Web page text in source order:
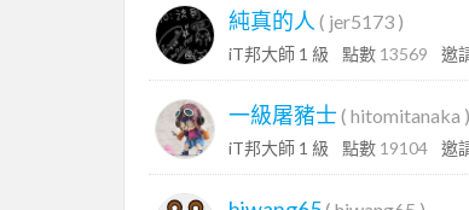
純真的人 ( jer5173 )
iT邦大師 1 級 點數 13569 邀
一級屠豬士 ( hitomitanaka )
iT邦大師 1 級 點數 19104 邀